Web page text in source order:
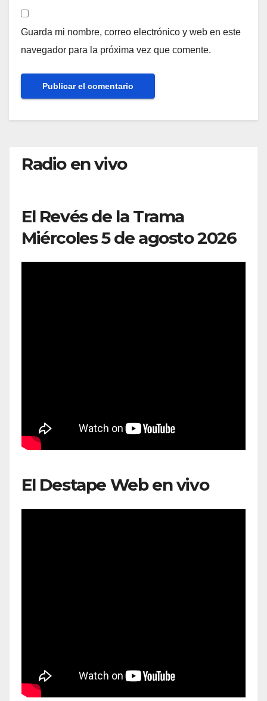
Guarda mi nombre, correo electrónico y web en este
navegador para la próxima vez que comente.
Radio en vivo
El Revés de la Trama
Miércoles 5 de agosto 2026
El Destape Web en vivo